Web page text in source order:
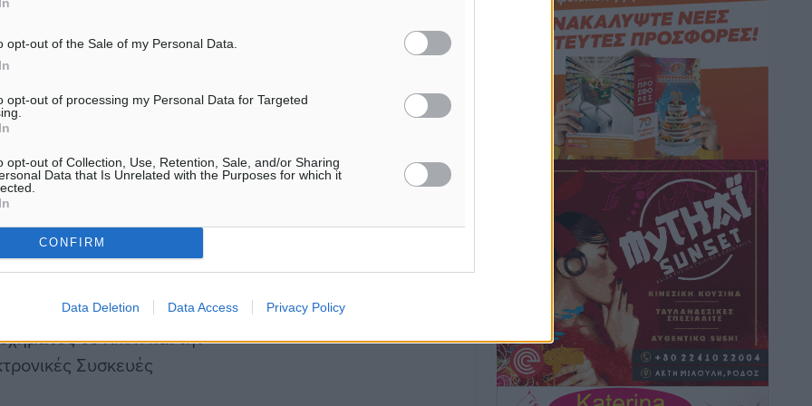
opt-out of the Sale of my Personal Data.
opt-out of processing my Personal Data for Targeted
opt-out of Collection, Use, Retention, Sale, and/or Sharing
Data that Is Unrelated with the Purposes for which it
CONFIRM
Data Deletion Data Access Privacy Policy
σε δύσβατα
λόγω έργων
της φύσης δε του
με μεγάλο
δυνατότητα κίνησης
θέσεων σύγχρονης
(Πρότυπο Euro 6 ή
κατάλληλες διαστάσεις
υπηρεσιακών
συσκευές φορητές
να απεικονίζουν σε
σε Km/h και την
Συσκευές
• πριν 1 ώρα
Γ. Χατζημάρκος: “Δύο μεγάλες
δεσμεύσεις Γεωργιάδη” – Κίνητρα για
τους γιατρούς των νησιών και
συνεργασία Ρόδου με το Αττικόν για το
Ακτινοθεραπευτικό
Τοπικές Ειδήσεις πριν 2 ώρες
Σούπερ μάρκετ: Διευρύνεται η εθνική
πρωτοβουλία για τις τιμές – Eρχονται
νέες συμμετοχές εταιρειών
πριν 2 ώρες
Συνελήφθησαν έξι άτομα για
ηχορύπανση από καταστήματα στο
Νότιο Αιγαίο